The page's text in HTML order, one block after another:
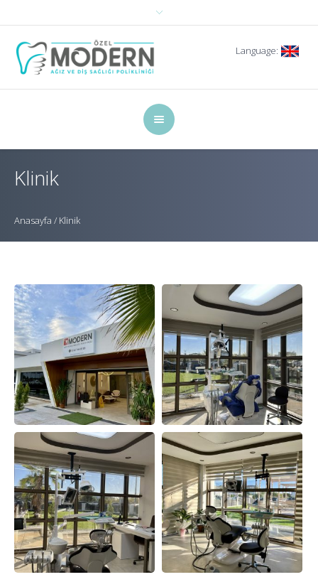
Language:
Klinik
Anasayfa / Klinik